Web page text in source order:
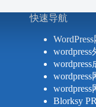
快速导航
Blorksy